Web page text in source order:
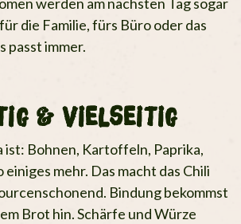
werden am nächsten Tag sogar
die Familie, fürs Büro oder das
passt immer.
& vielseitig
ist: Bohnen, Kartoffeln, Paprika,
einiges mehr. Das macht das Chili
Bindung bekommst
Brot hin. Schärfe und Würze